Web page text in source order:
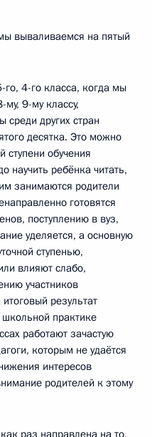
вываливаемся на пятый
4-го класса, когда мы
9-му классу,
других стран
десятка. Это можно
ступени обучения
научить ребёнка читать,
занимаются родители
готовятся
поступлению в вуз,
уделяется, а основную
ступенью,
влияют слабо,
участников
результат
практике
работают зачастую
которым не удаётся
интересов
родителей к этому
раз направлена на то,